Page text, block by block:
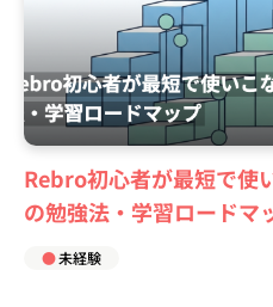
Rebro初心者が最短で使
の勉強法・学習ロードマ
未経験